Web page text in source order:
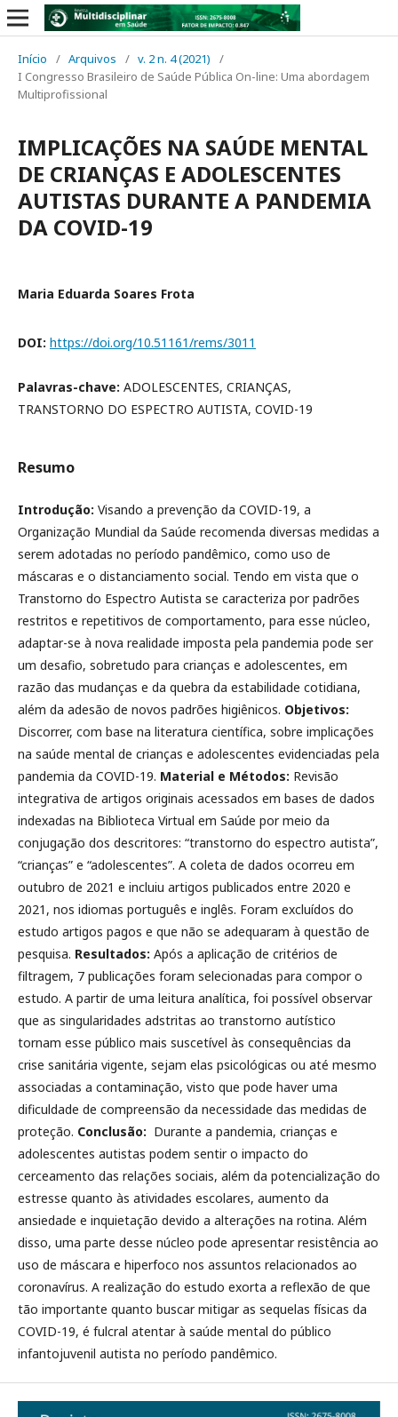
Início / Arquivos / v. 2 n. 4 (2021)
/
I Congresso Brasileiro de Saúde Pública On-line: Uma abordagem
Multiprofissional
IMPLICAÇÕES NA SAÚDE MENTAL
DE CRIANÇAS E ADOLESCENTES
AUTISTAS DURANTE A PANDEMIA
DA COVID-19
Maria Eduarda Soares Frota
DOI: https://doi.org/10.51161/rems/3011
Palavras-chave: ADOLESCENTES, CRIANÇAS,
TRANSTORNO DO ESPECTRO AUTISTA, COVID-19
Resumo
Introdução: Visando a prevenção da COVID-19, a
Organização Mundial da Saúde recomenda diversas medidas a
serem adotadas no período pandêmico, como uso de
máscaras e o distanciamento social. Tendo em vista que o
Transtorno do Espectro Autista se caracteriza por padrões
restritos e repetitivos de comportamento, para esse núcleo,
adaptar-se à nova realidade imposta pela pandemia pode ser
um desafio, sobretudo para crianças e adolescentes, em
razão das mudanças e da quebra da estabilidade cotidiana,
além da adesão de novos padrões higiênicos. Objetivos:
Discorrer, com base na literatura científica, sobre implicações
na saúde mental de crianças e adolescentes evidenciadas pela
pandemia da COVID-19. Material e Métodos: Revisão
integrativa de artigos originais acessados em bases de dados
indexadas na Biblioteca Virtual em Saúde por meio da
conjugação dos descritores: “transtorno do espectro autista”,
“crianças” e “adolescentes”. A coleta de dados ocorreu em
outubro de 2021 e incluiu artigos publicados entre 2020 e
2021, nos idiomas português e inglês. Foram excluídos do
estudo artigos pagos e que não se adequaram à questão de
pesquisa. Resultados: Após a aplicação de critérios de
filtragem, 7 publicações foram selecionadas para compor o
estudo. A partir de uma leitura analítica, foi possível observar
que as singularidades adstritas ao transtorno autístico
tornam esse público mais suscetível às consequências da
crise sanitária vigente, sejam elas psicológicas ou até mesmo
associadas a contaminação, visto que pode haver uma
dificuldade de compreensão da necessidade das medidas de
proteção. Conclusão: Durante a pandemia, crianças e
adolescentes autistas podem sentir o impacto do
cerceamento das relações sociais, além da potencialização do
estresse quanto às atividades escolares, aumento da
ansiedade e inquietação devido a alterações na rotina. Além
disso, uma parte desse núcleo pode apresentar resistência ao
uso de máscara e hiperfoco nos assuntos relacionados ao
coronavírus. A realização do estudo exorta a reflexão de que
tão importante quanto buscar mitigar as sequelas físicas da
COVID-19, é fulcral atentar à saúde mental do público
infantojuvenil autista no período pandêmico.